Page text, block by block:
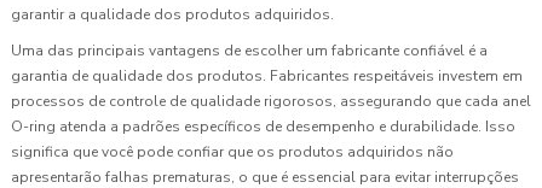
garantir a qualidade dos produtos adquiridos.
Uma das principais vantagens de escolher um fabricante confiável é a
garantia de qualidade dos produtos. Fabricantes respeitáveis investem em
processos de controle de qualidade rigorosos, assegurando que cada anel
O-ring atenda a padrões específicos de desempenho e durabilidade. Isso
significa que você pode confiar que os produtos adquiridos não
apresentarão falhas prematuras, o que é essencial para evitar interrupções